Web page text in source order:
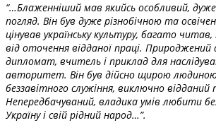
“…Блаженніший мав якийсь особливий,
погляд. Він був дуже різнобічною та
цінував українську культуру, багато
від оточення відданої праці. Природжений
дипломат, вчитель і приклад для
авторитет. Він був дійсно щирою
беззавітного служіння, виключно відданий
Непередбачуваний, владика умів любити
Україну і свій рідний народ…”.